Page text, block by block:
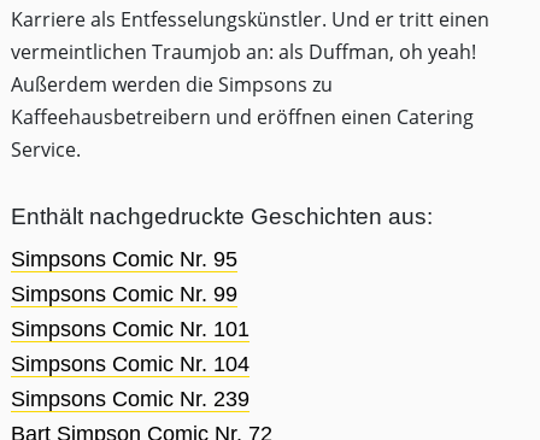
Karriere als Entfesselungskünstler. Und er tritt einen
vermeintlichen Traumjob an: als Duffman, oh yeah!
Außerdem werden die Simpsons zu
Kaffeehausbetreibern und eröffnen einen Catering
Service.
Enthält nachgedruckte Geschichten aus:
Simpsons Comic Nr. 95
Simpsons Comic Nr. 99
Simpsons Comic Nr. 101
Simpsons Comic Nr. 104
Simpsons Comic Nr. 239
Bart Simpson Comic Nr. 72